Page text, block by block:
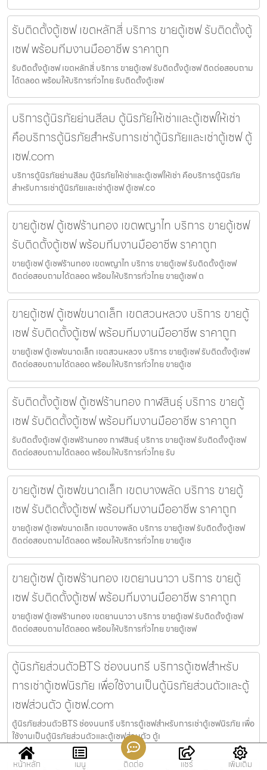
รับติดตั้งตู้เซฟ เขตหลักสี่ บริการ ขายตู้เซฟ รับติดตั้งตู้
เซฟ พร้อมทีมงานมืออาชีพ ราคาถูก
รับติดตั้งตู้เซฟ เขตหลักสี่ บริการ ขายตู้เซฟ รับติดตั้งตู้เซฟ ติดต่อสอบถาม
ได้ตลอด พร้อมให้บริการทั่วไทย รับติดตั้งตู้เซฟ
บริการตู้นิรภัยย่านสีลม ตู้นิรภัยให้เช่าและตู้เซฟให้เช่า
คือบริการตู้นิรภัยสำหรับการเช่าตู้นิรภัยและเช่าตู้เซฟ ตู้
เซฟ.com
บริการตู้นิรภัยย่านสีลม ตู้นิรภัยให้เช่าและตู้เซฟให้เช่า คือบริการตู้นิรภัย
สำหรับการเช่าตู้นิรภัยและเช่าตู้เซฟ ตู้เซฟ.co
ขายตู้เซฟ ตู้เซฟร้านทอง เขตพญาไท บริการ ขายตู้เซฟ
รับติดตั้งตู้เซฟ พร้อมทีมงานมืออาชีพ ราคาถูก
ขายตู้เซฟ ตู้เซฟร้านทอง เขตพญาไท บริการ ขายตู้เซฟ รับติดตั้งตู้เซฟ
ติดต่อสอบถามได้ตลอด พร้อมให้บริการทั่วไทย ขายตู้เซฟ ต
ขายตู้เซฟ ตู้เซฟขนาดเล็ก เขตสวนหลวง บริการ ขายตู้
เซฟ รับติดตั้งตู้เซฟ พร้อมทีมงานมืออาชีพ ราคาถูก
ขายตู้เซฟ ตู้เซฟขนาดเล็ก เขตสวนหลวง บริการ ขายตู้เซฟ รับติดตั้งตู้เซฟ
ติดต่อสอบถามได้ตลอด พร้อมให้บริการทั่วไทย ขายตู้เซ
รับติดตั้งตู้เซฟ ตู้เซฟร้านทอง กาฬสินธุ์ บริการ ขายตู้
เซฟ รับติดตั้งตู้เซฟ พร้อมทีมงานมืออาชีพ ราคาถูก
รับติดตั้งตู้เซฟ ตู้เซฟร้านทอง กาฬสินธุ์ บริการ ขายตู้เซฟ รับติดตั้งตู้เซฟ
ติดต่อสอบถามได้ตลอด พร้อมให้บริการทั่วไทย รับ
ขายตู้เซฟ ตู้เซฟขนาดเล็ก เขตบางพลัด บริการ ขายตู้
เซฟ รับติดตั้งตู้เซฟ พร้อมทีมงานมืออาชีพ ราคาถูก
ขายตู้เซฟ ตู้เซฟขนาดเล็ก เขตบางพลัด บริการ ขายตู้เซฟ รับติดตั้งตู้เซฟ
ติดต่อสอบถามได้ตลอด พร้อมให้บริการทั่วไทย ขายตู้เซ
ขายตู้เซฟ ตู้เซฟร้านทอง เขตยานนาวา บริการ ขายตู้
เซฟ รับติดตั้งตู้เซฟ พร้อมทีมงานมืออาชีพ ราคาถูก
ขายตู้เซฟ ตู้เซฟร้านทอง เขตยานนาวา บริการ ขายตู้เซฟ รับติดตั้งตู้เซฟ
ติดต่อสอบถามได้ตลอด พร้อมให้บริการทั่วไทย ขายตู้เซฟ
ตู้นิรภัยส่วนตัวBTS ช่องนนทรี บริการตู้เซฟสำหรับ
การเช่าตู้เซฟนิรภัย เพื่อใช้งานเป็นตู้นิรภัยส่วนตัวและตู้
เซฟส่วนตัว ตู้เซฟ.com
ตู้นิรภัยส่วนตัวBTS ช่องนนทรี บริการตู้เซฟสำหรับการเช่าตู้เซฟนิรภัย เพื่อ
ใช้งานเป็นตู้นิรภัยส่วนตัวและตู้เซฟส่วนตัว ตู้เ
หน้าหลัก เมนู ติดต่อ แชร์ เพิ่มเติม